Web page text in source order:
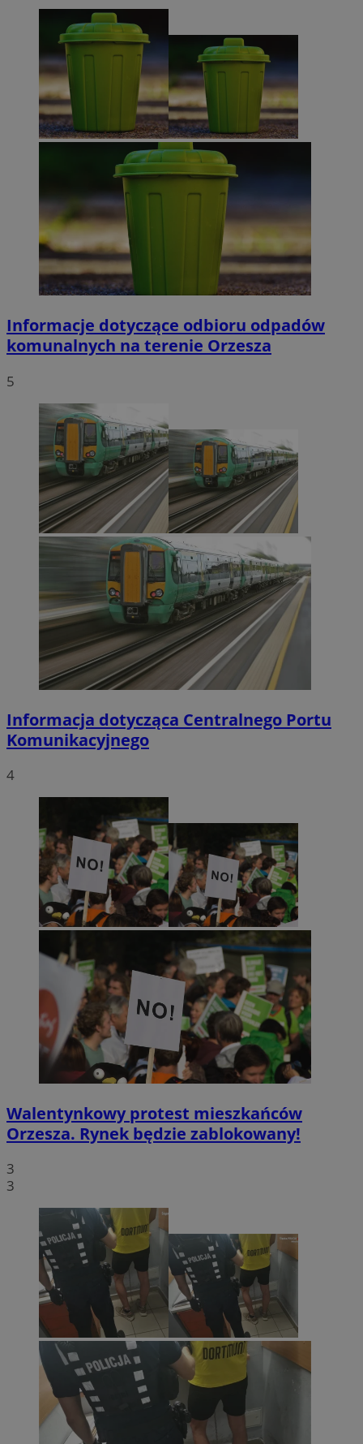
Informacje dotyczące odbioru odpadów
komunalnych na terenie Orzesza
5
Informacja dotycząca Centralnego Portu
Komunikacyjnego
4
Walentynkowy protest mieszkańców
Orzesza. Rynek będzie zablokowany!
3
3